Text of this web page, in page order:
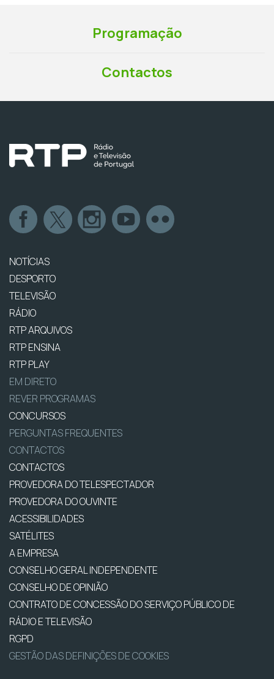
Programação
Contactos
NOTÍCIAS
DESPORTO
TELEVISÃO
RÁDIO
RTP ARQUIVOS
RTP ENSINA
RTP PLAY
EM DIRETO
REVER PROGRAMAS
CONCURSOS
PERGUNTAS FREQUENTES
CONTACTOS
CONTACTOS
PROVEDORA DO TELESPECTADOR
PROVEDORA DO OUVINTE
ACESSIBILIDADES
SATÉLITES
A EMPRESA
CONSELHO GERAL INDEPENDENTE
CONSELHO DE OPINIÃO
CONTRATO DE CONCESSÃO DO SERVIÇO PÚBLICO DE
RÁDIO E TELEVISÃO
RGPD
GESTÃO DAS DEFINIÇÕES DE COOKIES